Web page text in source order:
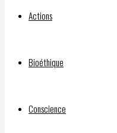
Actions
Bioéthique
Conscience